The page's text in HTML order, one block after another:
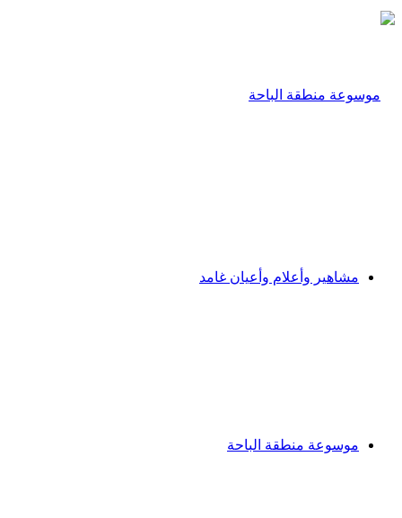
مشاهير وأعلام وأعيان غامد
موسوعة منطقة الباحة